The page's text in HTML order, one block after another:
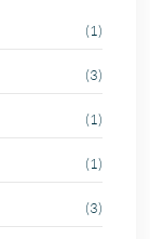
(1)
(3)
(1)
(1)
(3)